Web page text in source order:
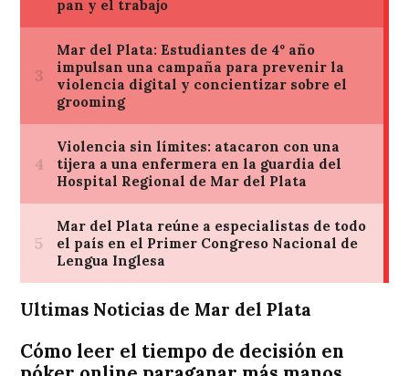
Ultimas Noticias de Mar del Plata
Cómo leer el tiempo de decisión en